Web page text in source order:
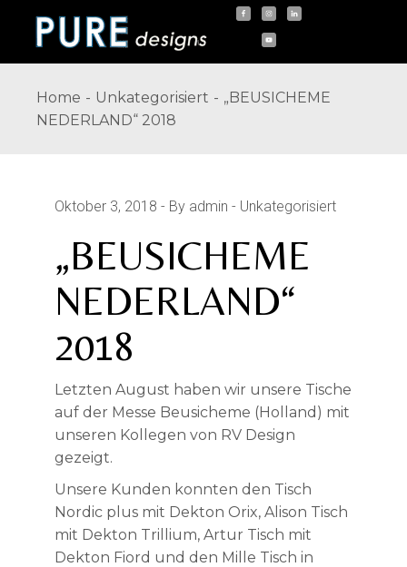
content
Home Unkategorisiert
„BEUSICHEME
NEDERLAND“ 2018
Oktober 3, 2018 By admin Unkategorisiert
„BEUSICHEME
NEDERLAND“
2018
Letzten August haben wir unsere Tische
auf der Messe Beusicheme (Holland) mit
unseren Kollegen von RV Design
gezeigt.
Unsere Kunden konnten den Tisch
Nordic plus mit Dekton Orix, Alison Tisch
mit Dekton Trillium, Artur Tisch mit
Dekton Fiord und den Mille Tisch in